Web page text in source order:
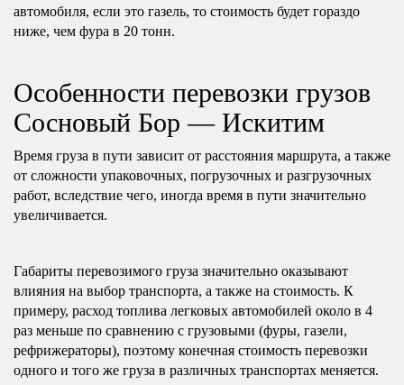
автомобиля, если это газель, то стоимость будет гораздо
ниже, чем фура в 20 тонн.
Особенности перевозки грузов
Сосновый Бор — Искитим
Время груза в пути зависит от расстояния маршрута, а также
от сложности упаковочных, погрузочных и разгрузочных
работ, вследствие чего, иногда время в пути значительно
увеличивается.
Габариты перевозимого груза значительно оказывают
влияния на выбор транспорта, а также на стоимость. К
примеру, расход топлива легковых автомобилей около в 4
раз меньше по сравнению с грузовыми (фуры, газели,
рефрижераторы), поэтому конечная стоимость перевозки
одного и того же груза в различных транспортах меняется.